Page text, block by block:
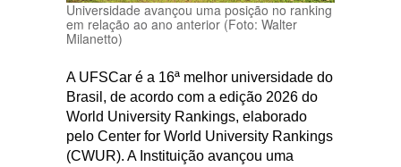
Universidade avançou uma posição no ranking
em relação ao ano anterior (Foto: Walter
Milanetto)
A UFSCar é a 16ª melhor universidade do
Brasil, de acordo com a edição 2026 do
World University Rankings, elaborado
pelo Center for World University Rankings
(CWUR). A Instituição avançou uma